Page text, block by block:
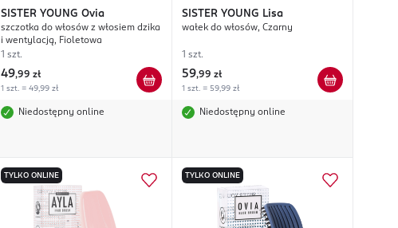
SISTER YOUNG Ovia
szczotka do włosów z włosiem dzika
i wentylacją, Fioletowa
1 szt.
49,99 zł
1 szt. = 49,99 zł
Niedostępny online
SISTER YOUNG Lisa
wałek do włosów, Czarny
1 szt.
59,99 zł
1 szt. = 59,99 zł
Niedostępny online
TYLKO ONLINE TYLKO ONLINE